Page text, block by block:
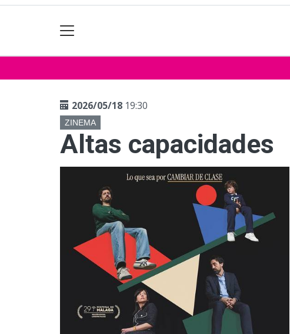
2026/05/18 19:30
ZINEMA
Altas capacidades